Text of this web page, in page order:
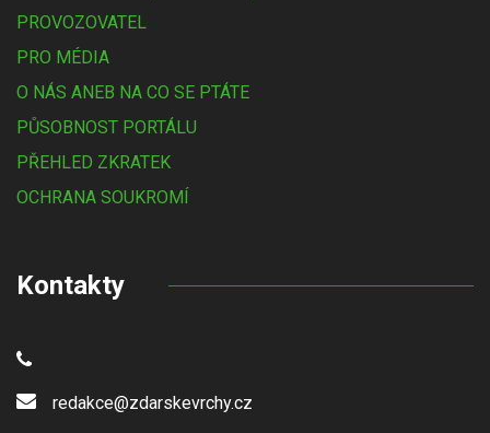
PROVOZOVATEL
PRO MÉDIA
O NÁS ANEB NA CO SE PTÁTE
PŮSOBNOST PORTÁLU
PŘEHLED ZKRATEK
OCHRANA SOUKROMÍ
Kontakty
redakce@zdarskevrchy.cz